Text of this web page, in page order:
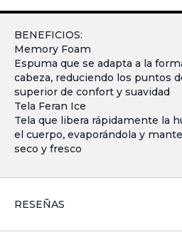
BENEFICIOS:
Memory Foam
Espuma que se adapta a la
cabeza, reduciendo los puntos
superior de confort y suavidad
Tela Feran Ice
Tela que libera rápidamente la
el cuerpo, evaporándola y
seco y fresco
RESEÑAS